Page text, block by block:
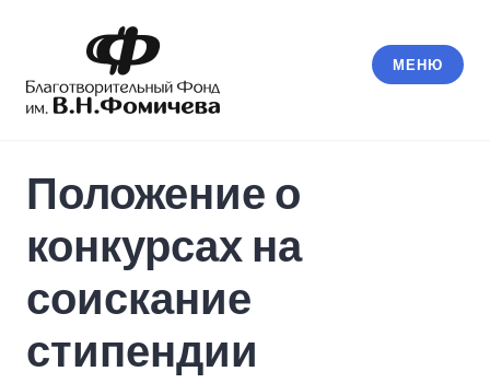
содержимому
МЕНЮ
Положение о
конкурсах на
соискание
стипендии